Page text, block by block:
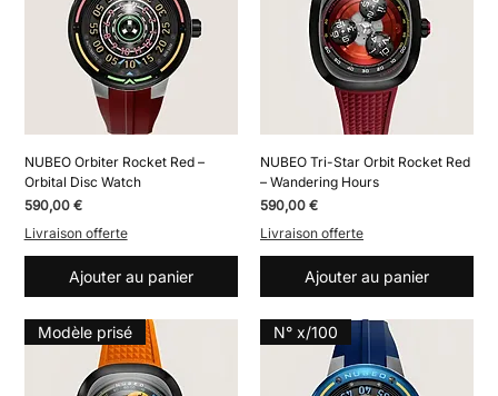
NUBEO Orbiter Rocket Red –
Orbital Disc Watch
Prix
590,00 €
Livraison offerte
Ajouter au panier
NUBEO Tri-Star Orbit Rocket Red
– Wandering Hours
Prix
590,00 €
Livraison offerte
Ajouter au panier
Modèle prisé N° x/100